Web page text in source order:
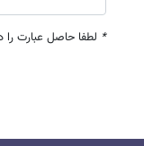
* لطفا حاصل عبارت را